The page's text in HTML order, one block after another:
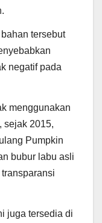
tersebut
negatif pada
menggunakan
sejak 2015,
Pumpkin
bubur labu asli
juga tersedia di